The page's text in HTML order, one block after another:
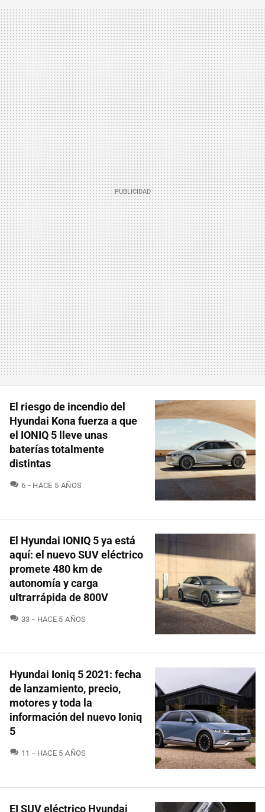
El riesgo de incendio del
Hyundai Kona fuerza a que
el IONIQ 5 lleve unas
baterías totalmente
distintas
6 COMENTARIOS
HACE 5 AÑOS
El Hyundai IONIQ 5 ya está
aquí: el nuevo SUV eléctrico
promete 480 km de
autonomía y carga
ultrarrápida de 800V
33 COMENTARIOS
HACE 5 AÑOS
Hyundai Ioniq 5 2021: fecha
de lanzamiento, precio,
motores y toda la
información del nuevo Ioniq
5
11 COMENTARIOS
HACE 5 AÑOS
EI SUV eléctrico Hyundai